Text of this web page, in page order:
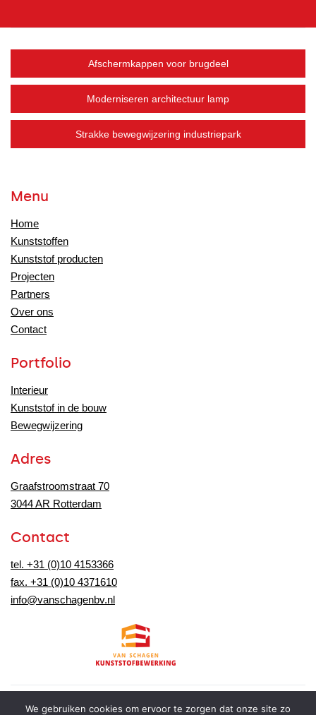
Afschermkappen voor brugdeel
Moderniseren architectuur lamp
Strakke bewegwijzering industriepark
Menu
Home
Kunststoffen
Kunststof producten
Projecten
Partners
Over ons
Contact
Portfolio
Interieur
Kunststof in de bouw
Bewegwijzering
Adres
Graafstroomstraat 70
3044 AR Rotterdam
Contact
tel. +31 (0)10 4153366
fax. +31 (0)10 4371610
info@vanschagenbv.nl
We gebruiken cookies om ervoor te zorgen dat onze site zo